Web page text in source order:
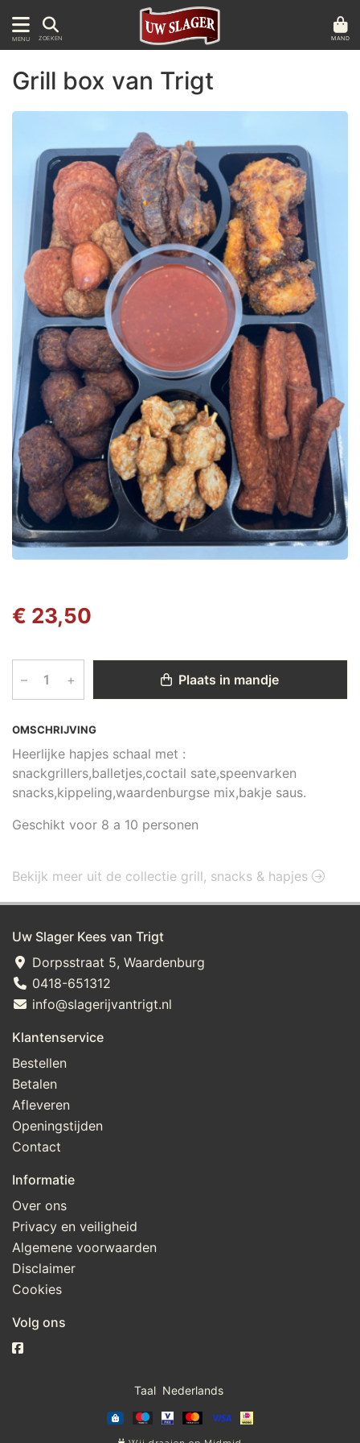
MENU ZOEKEN MAND
OMSCHRIJVING
Heerlijke hapjes schaal met :
snackgrillers,balletjes,coctail sate,speenvarken
snacks,kippeling,waardenburgse mix,bakje saus.
Geschikt voor 8 a 10 personen
Grill box van Trigt
€ 23,50
– + Plaats in mandje
Bekijk meer uit de collectie grill, snacks & hapjes
Uw Slager Kees van Trigt
Dorpsstraat 5, Waardenburg
0418-651312
info@slagerijvantrigt.nl
Klantenservice
Bestellen
Betalen
Afleveren
Openingstijden
Contact
Informatie
Over ons
Privacy en veiligheid
Algemene voorwaarden
Disclaimer
Cookies
Volg ons
Taal